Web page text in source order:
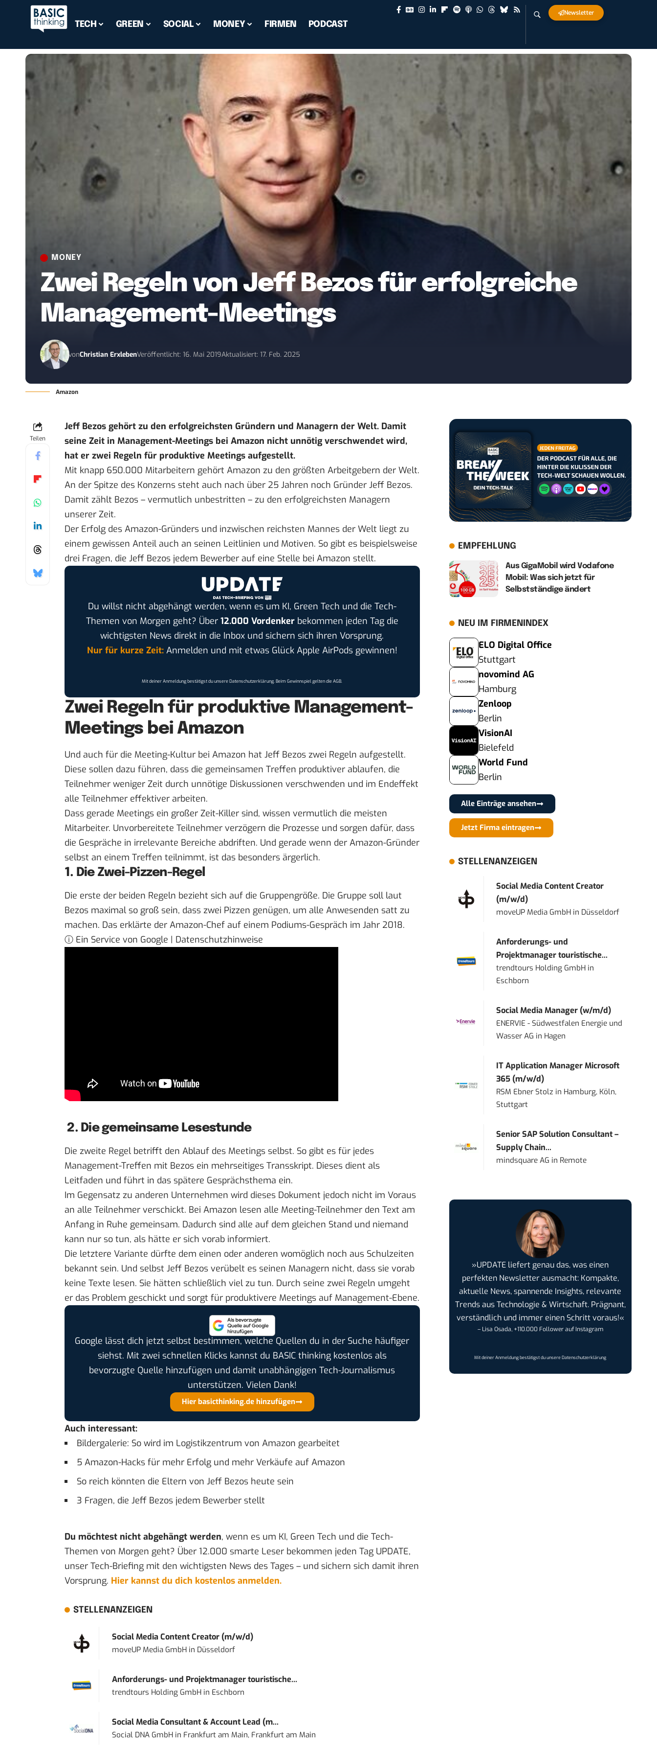
TECH GREEN SOCIAL MONEY FIRMEN PODCAST
Newsletter
MONEY
Zwei Regeln von Jeff Bezos für erfolgreiche
Management-Meetings
vonChristian ErxlebenVeröffentlicht: 16. Mai 2019Aktualisiert: 17. Feb. 2025
Amazon
Teilen
Jeff Bezos gehört zu den erfolgreichsten Gründern und Managern der Welt. Damit
seine Zeit in Management-Meetings bei Amazon nicht unnötig verschwendet wird,
hat er zwei Regeln für produktive Meetings aufgestellt.
Mit knapp 650.000 Mitarbeitern gehört Amazon zu den größten Arbeitgebern der Welt.
An der Spitze des Konzerns steht auch nach über 25 Jahren noch Gründer Jeff Bezos.
Damit zählt Bezos – vermutlich unbestritten – zu den erfolgreichsten Managern
unserer Zeit.
Der Erfolg des Amazon-Gründers und inzwischen reichsten Mannes der Welt liegt zu
einem gewissen Anteil auch an seinen Leitlinien und Motiven. So gibt es beispielsweise
drei Fragen, die Jeff Bezos jedem Bewerber auf eine Stelle bei Amazon stellt.
Du willst nicht abgehängt werden, wenn es um KI, Green Tech und die Tech-
Themen von Morgen geht? Über 12.000 Vordenkerbekommen jeden Tag die
wichtigsten News direkt in die Inbox und sichern sich ihren Vorsprung.
Nur für kurze Zeit:Anmelden und mit etwas Glück Apple AirPods gewinnen!
Mit deiner Anmeldung bestätigst du unsereDatenschutzerklärung. Beim Gewinnspiel gelten dieAGB.
Zwei Regeln für produktive Management-
Meetings bei Amazon
Und auch für die Meeting-Kultur bei Amazon hat Jeff Bezos zwei Regeln aufgestellt.
Diese sollen dazu führen, dass die gemeinsamen Treffen produktiver ablaufen, die
Teilnehmer weniger Zeit durch unnötige Diskussionen verschwenden und im Endeffekt
alle Teilnehmer effektiver arbeiten.
Dass gerade Meetings ein großer Zeit-Killer sind, wissen vermutlich die meisten
Mitarbeiter. Unvorbereitete Teilnehmer verzögern die Prozesse und sorgen dafür, dass
die Gespräche in irrelevante Bereiche abdriften. Und gerade wenn der Amazon-Gründer
selbst an einem Treffen teilnimmt, ist das besonders ärgerlich.
1. Die Zwei-Pizzen-Regel
Die erste der beiden Regeln bezieht sich auf die Gruppengröße. Die Gruppe soll laut
Bezos maximal so groß sein, dass zwei Pizzen genügen, um alle Anwesenden satt zu
machen. Das erklärte der Amazon-Chef auf einem Podiums-Gespräch im Jahr 2018.
ⓘ Ein Service von Google | Datenschutzhinweise
2. Die gemeinsame Lesestunde
Die zweite Regel betrifft den Ablauf des Meetings selbst. So gibt es für jedes
Management-Treffen mit Bezos ein mehrseitiges Transskript. Dieses dient als
Leitfaden und führt in das spätere Gesprächsthema ein.
Im Gegensatz zu anderen Unternehmen wird dieses Dokument jedoch nicht im Voraus
an alle Teilnehmer verschickt. Bei Amazon lesen alle Meeting-Teilnehmer den Text am
Anfang in Ruhe gemeinsam. Dadurch sind alle auf dem gleichen Stand und niemand
kann nur so tun, als hätte er sich vorab informiert.
Die letztere Variante dürfte dem einen oder anderen womöglich noch aus Schulzeiten
bekannt sein. Und selbst Jeff Bezos verübelt es seinen Managern nicht, dass sie vorab
keine Texte lesen. Sie hätten schließlich viel zu tun. Durch seine zwei Regeln umgeht
er das Problem geschickt und sorgt für produktivere Meetings auf Management-Ebene.
Google lässt dich jetzt selbst bestimmen, welche Quellen du in der Suche häufiger
siehst. Mit zwei schnellen Klicks kannst du BASIC thinking kostenlos als
bevorzugte Quelle hinzufügen und damit unabhängigen Tech-Journalismus
unterstützen. Vielen Dank!
Hier basicthinking.de hinzufügen
Auch interessant:
Bildergalerie: So wird im Logistikzentrum von Amazon gearbeitet
5 Amazon-Hacks für mehr Erfolg und mehr Verkäufe auf Amazon
So reich könnten die Eltern von Jeff Bezos heute sein
3 Fragen, die Jeff Bezos jedem Bewerber stellt
Du möchtest nicht abgehängt werden, wenn es um KI, Green Tech und die Tech-
Themen von Morgen geht? Über 12.000 smarte Leser bekommen jeden Tag UPDATE,
unser Tech-Briefing mit den wichtigsten News des Tages – und sichern sich damit ihren
Vorsprung. Hier kannst du dich kostenlos anmelden.
STELLENANZEIGEN
Social Media Content Creator (m/w/d)
moveUP Media GmbHin Düsseldorf
Anforderungs- und Projektmanager touristische...
trendtours Holding GmbHin Eschborn
Social Media Consultant & Account Lead (m...
Social DNA GmbHin Frankfurt am Main, Frankfurt am Main
EMPFEHLUNG
Aus GigaMobil wird Vodafone
Mobil: Was sich jetzt für
Selbstständige ändert
NEU IM FIRMENINDEX
ELO Digital Office
Stuttgart
novomind AG
Hamburg
Zenloop
Berlin
VisionAI
Bielefeld
World Fund
Berlin
Alle Einträge ansehen
Jetzt Firma eintragen
STELLENANZEIGEN
Social Media Content Creator
(m/w/d)
moveUP Media GmbH in Düsseldorf
Anforderungs- und
Projektmanager touristische...
trendtours Holding GmbH in
Eschborn
Social Media Manager (w/m/d)
ENERVIE - Südwestfalen Energie und
Wasser AG in Hagen
IT Application Manager Microsoft
365 (m/w/d)
RSM Ebner Stolz in Hamburg, Köln,
Stuttgart
Senior SAP Solution Consultant –
Supply Chain...
mindsquare AG in Remote
»UPDATE liefert genau das, was einen
perfekten Newsletter ausmacht: Kompakte,
aktuelle News, spannende Insights, relevante
Trends aus Technologie & Wirtschaft. Prägnant,
verständlich und immer einen Schritt voraus!«
– Lisa Osada, +110.000 Follower auf Instagram
Mit deiner Anmeldung bestätigst du unsereDatenschutzerklärung